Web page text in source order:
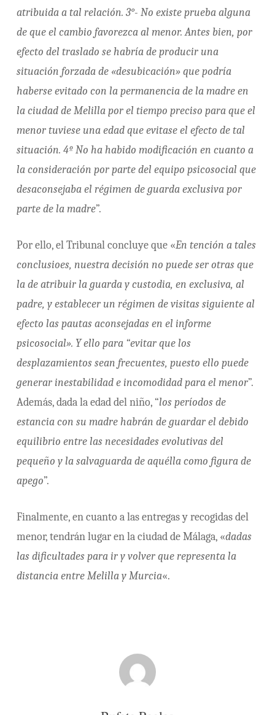
atribuida a tal relación. 3°- No existe prueba alguna
de que el cambio favorezca al menor. Antes bien, por
efecto del traslado se habría de producir una
situación forzada de «desubicación» que podría
haberse evitado con la permanencia de la madre en
la ciudad de Melilla por el tiempo preciso para que el
menor tuviese una edad que evitase el efecto de tal
situación. 4º No ha habido modificación en cuanto a
la consideración por parte del equipo psicosocial que
desaconsejaba el régimen de guarda exclusiva por
parte de la madre”.
Por ello, el Tribunal concluye que «En tención a tales
conclusioes, nuestra decisión no puede ser otras que
la de atribuir la guarda y custodia, en exclusiva, al
padre, y establecer un régimen de visitas siguiente al
efecto las pautas aconsejadas en el informe
psicosocial». Y ello para “evitar que los
desplazamientos sean frecuentes, puesto ello puede
generar inestabilidad e incomodidad para el menor”.
Además, dada la edad del niño, “los períodos de
estancia con su madre habrán de guardar el debido
equilibrio entre las necesidades evolutivas del
pequeño y la salvaguarda de aquélla como figura de
apego”.
Finalmente, en cuanto a las entregas y recogidas del
menor, tendrán lugar en la ciudad de Málaga, «dadas
las dificultades para ir y volver que representa la
distancia entre Melilla y Murcia«.